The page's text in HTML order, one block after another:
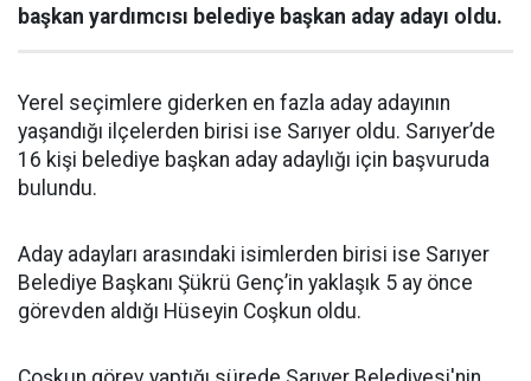
başkan yardımcısı belediye başkan aday adayı oldu.
Yerel seçimlere giderken en fazla aday adayının
yaşandığı ilçelerden birisi ise Sarıyer oldu. Sarıyer’de
16 kişi belediye başkan aday adaylığı için başvuruda
bulundu.
Aday adayları arasındaki isimlerden birisi ise Sarıyer
Belediye Başkanı Şükrü Genç’in yaklaşık 5 ay önce
görevden aldığı Hüseyin Coşkun oldu.